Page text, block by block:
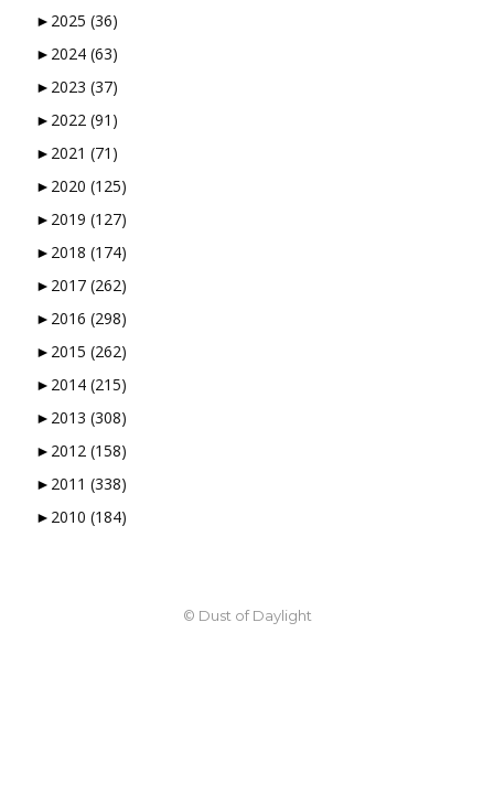
► 2025 (36)
► 2024 (63)
► 2023 (37)
► 2022 (91)
► 2021 (71)
► 2020 (125)
► 2019 (127)
► 2018 (174)
► 2017 (262)
► 2016 (298)
► 2015 (262)
► 2014 (215)
► 2013 (308)
► 2012 (158)
► 2011 (338)
► 2010 (184)
© Dust of Daylight